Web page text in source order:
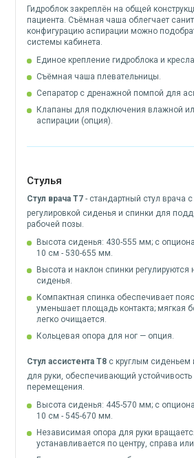
Гидроблок закреплён на общей
пациента. Съёмная чаша облегчает
конфигурацию аспирации можно
системы кабинета.
Единое крепление гидроблока и
Съёмная чаша плевательницы.
Сепаратор с дренажной помпой для
Клапаны для подключения влажной
аспирации (опция).
Стулья
Стул врача Т7 - стандартный стул врача
регулировкой сиденья и спинки для
рабочей позы.
Высота сиденья: 430-555 мм; с
10 см - 530-655 мм.
Высота и наклон спинки регулируются
сиденья.
Компактная спинка обеспечивает
уменьшает площадь контакта; мягкая
легко очищается.
Кольцевая опора для ног — опция.
Стул ассистента Т8 с круглым сиденьем
для руки, обеспечивающий
перемещения.
Высота сиденья: 445-570 мм; с
10 см - 545-670 мм.
Независимая опора для руки
устанавливается по центру, справа